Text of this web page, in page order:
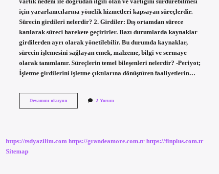
varlık nedeni ile doğrudan ilgili olan ve varlığını sürdürebilmesi
için yararlanıcılarına yönelik hizmetleri kapsayan süreçlerdir.
Sürecin girdileri nelerdir? 2. Girdiler: Dış ortamdan sürece
katılarak süreci harekete geçirirler. Bazı durumlarda kaynaklar
girdilerden ayrı olarak yönetilebilir. Bu durumda kaynaklar,
sürecin işlemesini sağlayan emek, malzeme, bilgi ve sermaye
olarak tanımlanır. Süreçlerin temel bileşenleri nelerdir? -Periyot;
İşletme girdilerini işletme çıktılarına dönüştüren faaliyetlerin…
Devamını okuyunSürecin
2 Yorum
https://tsdyazilim.com https://grandeamore.com.tr https://finplus.com.tr
Sitemap